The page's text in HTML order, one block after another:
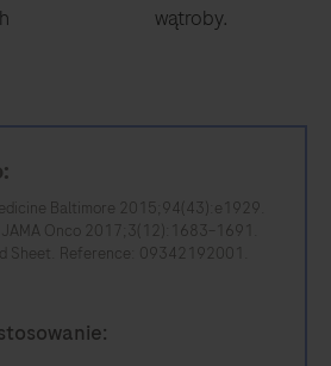
wątroby.
Baltimore 2015;94(43):e1929.
Onco 2017;3(12):1683–1691.
Sheet. Reference: 09342192001.